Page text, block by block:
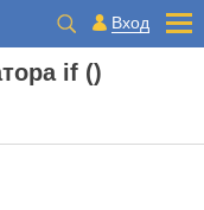
Вход
if ()